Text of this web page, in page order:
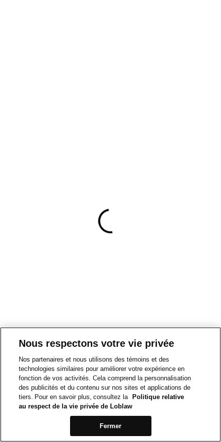
Nous respectons votre vie privée
Nos partenaires et nous utilisons des témoins et des
technologies similaires pour améliorer votre expérience en
fonction de vos activités. Cela comprend la personnalisation
des publicités et du contenu sur nos sites et applications de
tiers. Pour en savoir plus, consultez la
Politique relative
au respect de la vie privée de Loblaw
Fermer